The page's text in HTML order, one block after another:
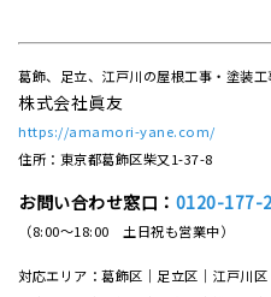
葛飾、足立、江戸川の屋根工事・塗装
株式会社眞友
https://amamori-yane.com/
住所：東京都葛飾区柴又1-37-8
お問い合わせ窓口： 0120-177-
（8:00～18:00 土日祝も営業中）
対応エリア：葛飾区｜足立区｜江戸川